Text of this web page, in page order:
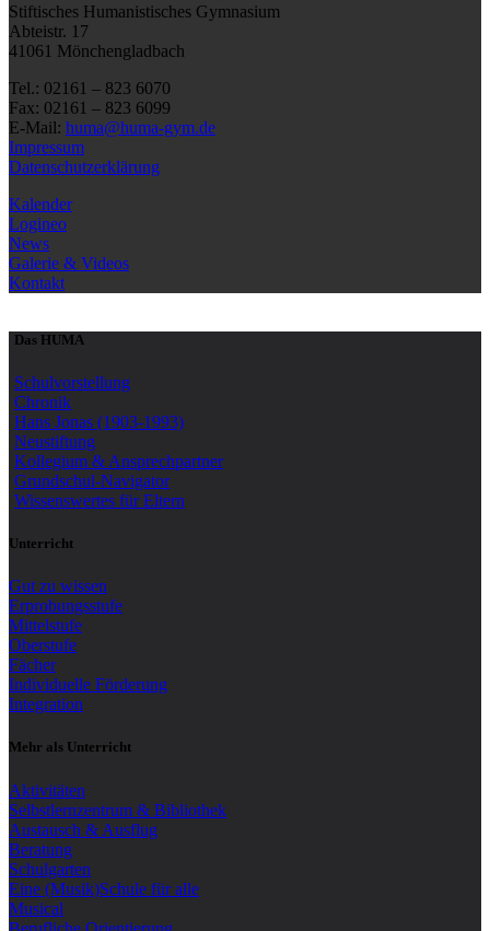
Stiftisches Humanistisches Gymnasium
Abteistr. 17
41061 Mönchengladbach
Tel.: 02161 – 823 6070
Fax: 02161 – 823 6099
E-Mail: huma@huma-gym.de
Impressum
Datenschutzerklärung
Kalender
Logineo
News
Galerie & Videos
Kontakt
Das HUMA
Schulvorstellung
Chronik
Hans Jonas (1903-1993)
Neustiftung
Kollegium & Ansprechpartner
Grundschul-Navigator
Wissenswertes für Eltern
Unterricht
Gut zu wissen
Erprobungsstufe
Mittelstufe
Oberstufe
Fächer
Individuelle Förderung
Integration
Mehr als Unterricht
Aktivitäten
Selbstlernzentrum & Bibliothek
Austausch & Ausflug
Beratung
Schulgarten
Eine (Musik)Schule für alle
Musical